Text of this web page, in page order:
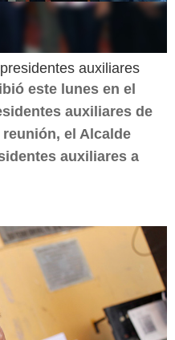
auxiliares
este lunes en el
auxiliares de
el Alcalde
auxiliares a